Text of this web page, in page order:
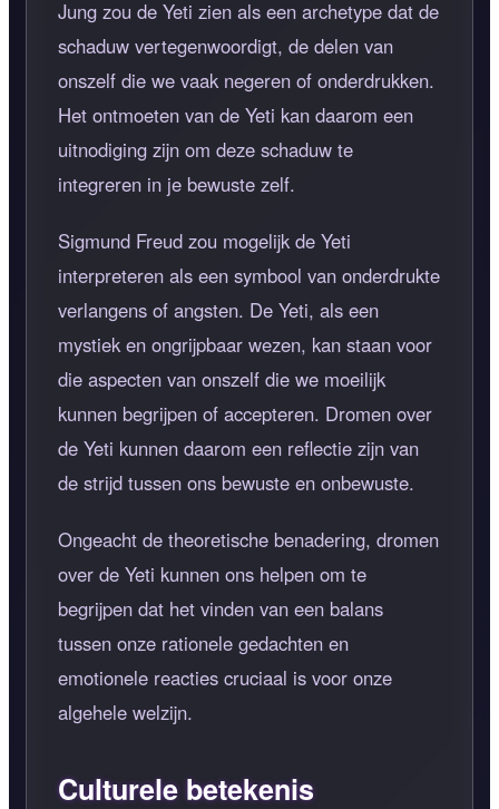
Jung zou de Yeti zien als een archetype dat de
schaduw vertegenwoordigt, de delen van
onszelf die we vaak negeren of onderdrukken.
Het ontmoeten van de Yeti kan daarom een
uitnodiging zijn om deze schaduw te
integreren in je bewuste zelf.
Sigmund Freud zou mogelijk de Yeti
interpreteren als een symbool van onderdrukte
verlangens of angsten. De Yeti, als een
mystiek en ongrijpbaar wezen, kan staan voor
die aspecten van onszelf die we moeilijk
kunnen begrijpen of accepteren. Dromen over
de Yeti kunnen daarom een reflectie zijn van
de strijd tussen ons bewuste en onbewuste.
Ongeacht de theoretische benadering, dromen
over de Yeti kunnen ons helpen om te
begrijpen dat het vinden van een balans
tussen onze rationele gedachten en
emotionele reacties cruciaal is voor onze
algehele welzijn.
Culturele betekenis